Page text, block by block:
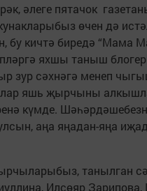
әлеге пятачок
өчен дә
бу кичтә биредә “Мама
яхшы таныш
зур сәхнәгә менеп
яшь җырчыны
күмде.
аңа яңадан-яңа
танылган
Илсөяр Зарипова,